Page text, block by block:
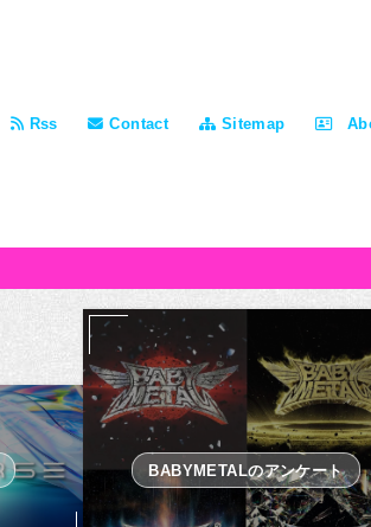
Rss Contact Sitemap
BABYMETALのアンケート